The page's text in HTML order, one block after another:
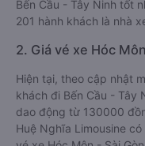
Bến Cầu - Tây Ninh tốt
201 hành khách là nhà
2. Giá vé xe Hóc
Hiện tại, theo cập nhật
khách đi Bến Cầu - Tây
dao động từ 130000
Huệ Nghĩa Limousine